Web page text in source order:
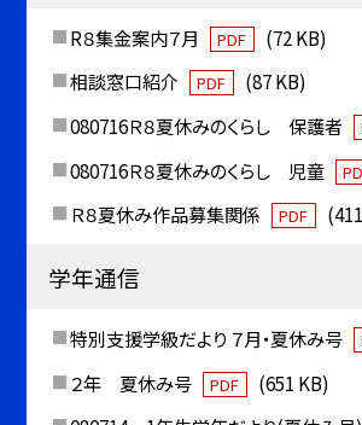
R８集金案内７月 PDF
(72 KB)
相談窓口紹介
PDF
(87 KB)
080716Ｒ８夏休みのくらし 保護者
080716Ｒ８夏休みのくらし 児童
Ｒ８夏休み作品募集関係
PDF
学年通信
特別支援学級だより ７月・夏休み号
２年 夏休み号
PDF
(651 KB)